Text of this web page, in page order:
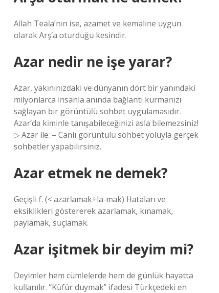
Allah Teala’nın ise, azamet ve kemaline uygun
olarak Arş’a oturduğu kesindir.
Azar nedir ne işe yarar?
Azar, yakınınızdaki ve dünyanın dört bir yanındaki
milyonlarca insanla anında bağlantı kurmanızı
sağlayan bir görüntülü sohbet uygulamasıdır.
Azar’da kiminle tanışabileceğinizi asla bilemezsiniz!
▷ Azar ile: – Canlı görüntülü sohbet yoluyla gerçek
sohbetler yapabilirsiniz.
Azar etmek ne demek?
Geçişli f. (< azarlamak+la-mak) Hataları ve
eksiklikleri göstererek azarlamak, kınamak,
paylamak, suçlamak.
Azar işitmek bir deyim mi?
Deyimler hem cümlelerde hem de günlük hayatta
kullanılır. “Küfür duymak” ifadesi Türkçedeki en